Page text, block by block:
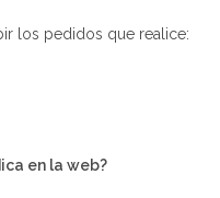
los pedidos que realice:
en la web?